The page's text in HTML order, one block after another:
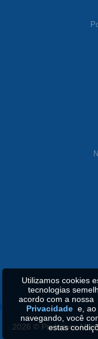
2026 © Prefeitura
Utilizamos cookies
tecnologias
acordo com a nossa
Privacidadee, ao
navegando, você
estas